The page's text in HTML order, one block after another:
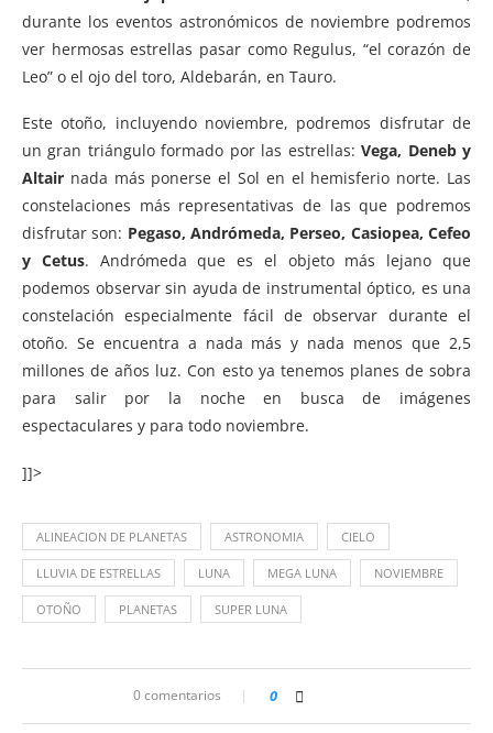
durante los eventos astronómicos de noviembre podremos
ver hermosas estrellas pasar como Regulus, “el corazón de
Leo” o el ojo del toro, Aldebarán, en Tauro.
Este otoño, incluyendo noviembre, podremos disfrutar de
un gran triángulo formado por las estrellas:Vega, Deneb y
Altair nada más ponerse el Sol en el hemisferio norte. Las
constelaciones más representativas de las que podremos
disfrutar son: Pegaso, Andrómeda, Perseo, Casiopea, Cefeo
y Cetus. Andrómeda que es el objeto más lejano que
podemos observar sin ayuda de instrumental óptico, es una
constelación especialmente fácil de observar durante el
otoño. Se encuentra a nada más y nada menos que 2,5
millones de años luz. Con esto ya tenemos planes de sobra
para salir por la noche en busca de imágenes
espectaculares y para todo noviembre.
]]>
ALINEACION DE PLANETAS ASTRONOMIA CIELO
LLUVIA DE ESTRELLAS LUNA MEGA LUNA NOVIEMBRE
OTOÑO PLANETAS SUPER LUNA
0 comentarios 0